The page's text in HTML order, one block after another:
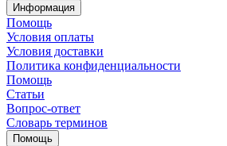
Информация
Помощь
Условия оплаты
Условия доставки
Политика конфиденциальности
Помощь
Статьи
Вопрос-ответ
Словарь терминов
Помощь